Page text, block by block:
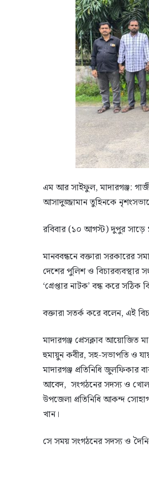
এম আর সাইফুল, মাদারগঞ্জ:
আসাদুজ্জামান তুহিনকে
রবিবার (১০ আগস্ট) দুপুর সাড়ে
মানববন্ধনে বক্তারা
দেশের পুলিশ ও বিচারব্যবস্থার
‘গ্রেপ্তার নাটক’ বন্ধ করে সঠিক
বক্তারা সতর্ক করে বলেন, এই
মাদারগঞ্জ প্রেসক্লাব আয়োজিত
হুমায়ুন কবীর, সহ-সভাপতি ও
মাদারগঞ্জ প্রতিনিধি জুলফিকার
আবেদ, সংগঠনের সদস্য ও খোলা
উপজেলা প্রতিনিধি আকন্দ
খান।
সে সময় সংগঠনের সদস্য ও